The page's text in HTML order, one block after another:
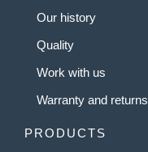
Our history
Quality
Work with us
Warranty and returns
PRODUCTS